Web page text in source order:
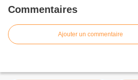
Commentaires
Ajouter un commentaire